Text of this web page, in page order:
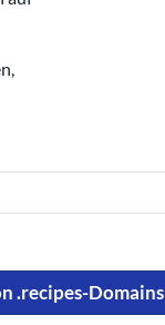
.recipes-Domains